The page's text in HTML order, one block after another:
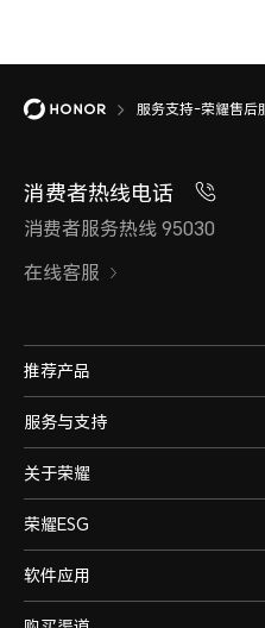
服务支持-荣耀售后
消费者热线电话
消费者服务热线 95030
在线客服
推荐产品
服务与支持
关于荣耀
荣耀ESG
软件应用